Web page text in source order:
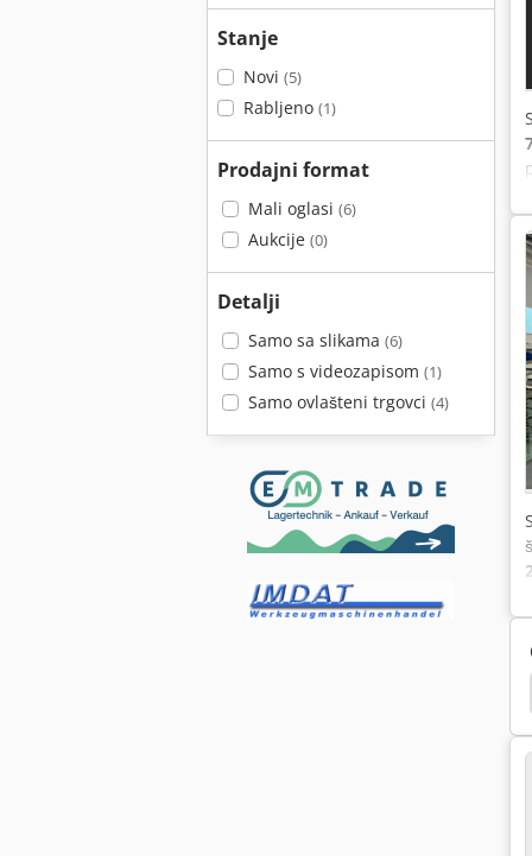
Stanje
Novi (5)
Rabljeno (1)
Prodajni format
Mali oglasi (6)
Aukcije (0)
Detalji
Samo sa slikama (6)
Samo s videozapisom (1)
Samo ovlašteni trgovci (4)